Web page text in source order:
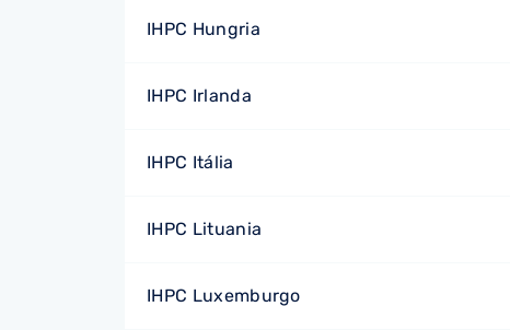
IHPC Hungria
IHPC Irlanda
IHPC Itália
IHPC Lituania
IHPC Luxemburgo